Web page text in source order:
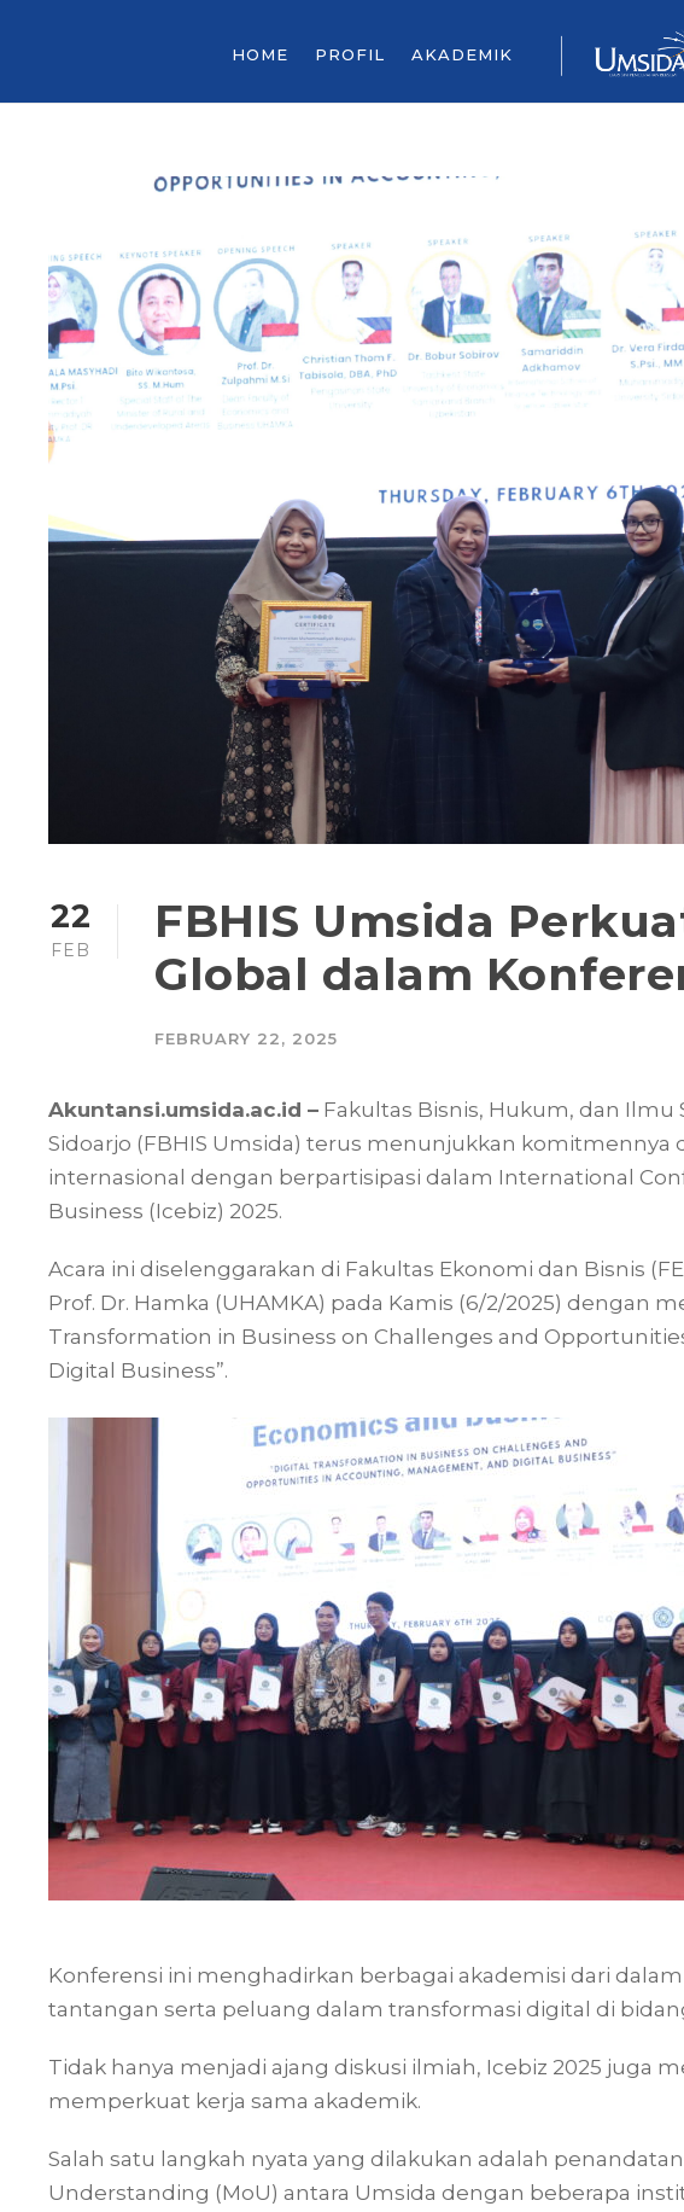
HOME PROFIL AKADEMIK
22
FEB
FBHIS Umsida
Global dalam
FEBRUARY 22, 2025
Akuntansi.umsida.ac.id – Fakultas Bisnis, Hukum, dan Ilmu
Sidoarjo (FBHIS Umsida) terus menunjukkan komitmennya
internasional dengan berpartisipasi dalam International
Business (Icebiz) 2025.
Acara ini diselenggarakan di Fakultas Ekonomi dan Bisnis
Prof. Dr. Hamka (UHAMKA) pada Kamis (6/2/2025) dengan
Transformation in Business on Challenges and
Digital Business”.
Konferensi ini menghadirkan berbagai akademisi dari
tantangan serta peluang dalam transformasi digital di
Tidak hanya menjadi ajang diskusi ilmiah, Icebiz 2025 juga
memperkuat kerja sama akademik.
Salah satu langkah nyata yang dilakukan adalah
Understanding (MoU) antara Umsida dengan beberapa